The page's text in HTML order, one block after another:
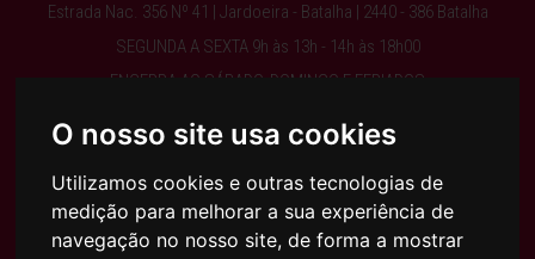
O nosso site usa cookies
Utilizamos cookies e outras tecnologias de
medição para melhorar a sua experiência de
navegação no nosso site, de forma a mostrar
Estrada Nac. 356 Nº 41 | Jardoeira - Batalha | 2440 - 386 Batalha
SEGUNDA A SEXTA 9h às 13h - 14h às 18h00
ENCERRA AO SÁBADO, DOMINGO E FERIADOS
244 768 525 | 917 075 003 | INFO@AJFILHOS.PT